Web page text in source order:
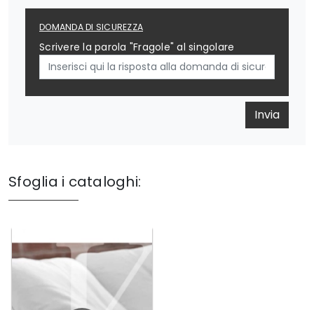
DOMANDA DI SICUREZZA
Scrivere la parola "Fragole" al singolare
Invia
Sfoglia i cataloghi: